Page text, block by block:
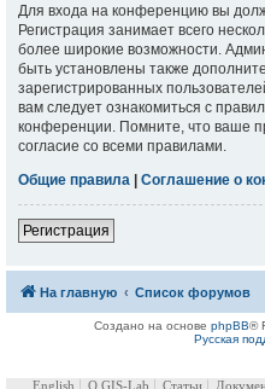
Для входа на конференцию вы
Регистрация занимает всего
более широкие возможности.
быть установлены также
зарегистрированных
вам следует ознакомиться с
конференции. Помните, что ваше
согласие со всеми правилами.
Общие правила | Соглашение о
Регистрация
На главную Список форумов
Создано на основе phpBB®
Русская
English О GIS-Lab Статьи